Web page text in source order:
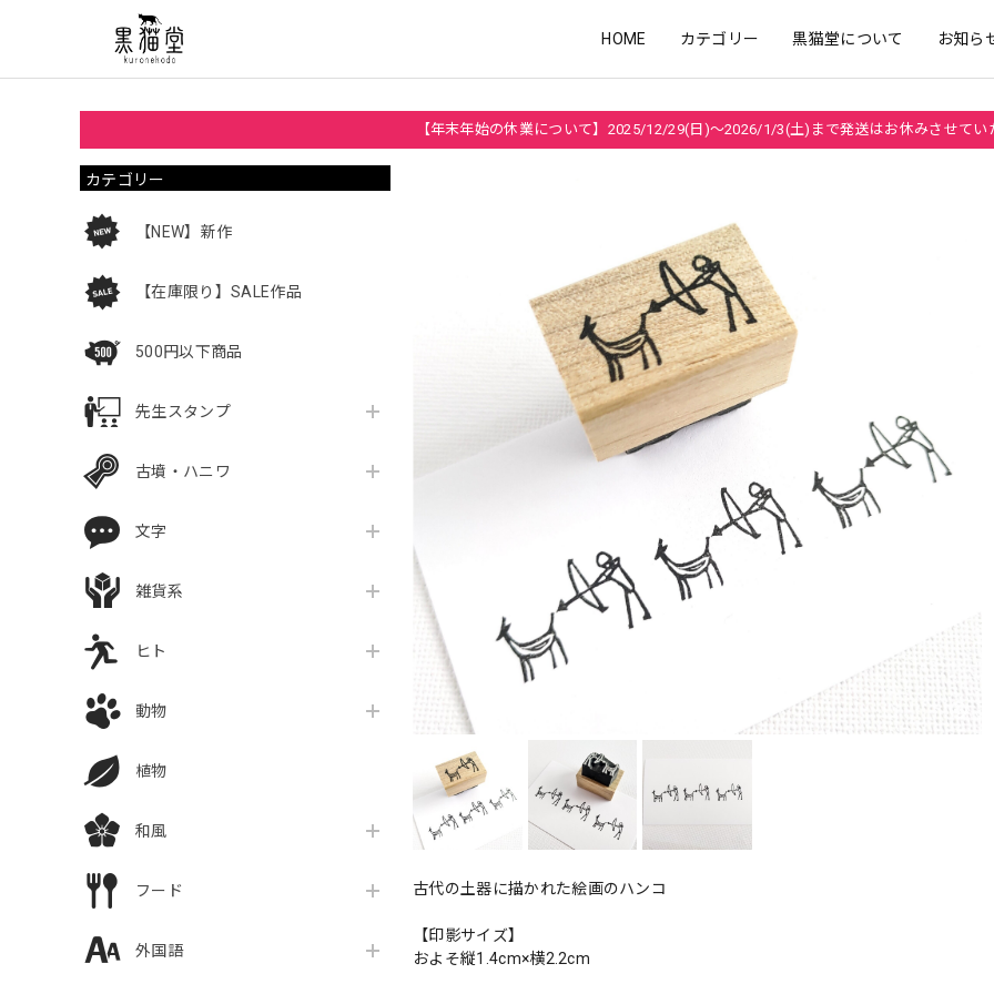
HOME カテゴリー 黒猫堂について お知ら
【年末年始の休業について】2025/12/29(日)～2026/1/3(土)まで発送はお休みさせてい
カテゴリー
【NEW】新作
【在庫限り】SALE作品
500円以下商品
先生スタンプ
古墳・ハニワ
文字
雑貨系
ヒト
動物
植物
和風
フード
外国語
古代の土器に描かれた絵画のハンコ
【印影サイズ】
およそ縦1.4cm×横2.2cm